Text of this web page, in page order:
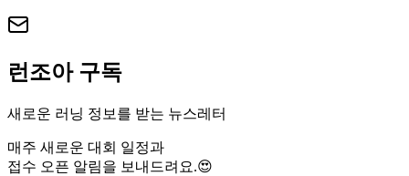
런조아 구독
새로운 러닝 정보를 받는 뉴스레터
매주 새로운 대회 일정과
접수 오픈 알림을 보내드려요.😍